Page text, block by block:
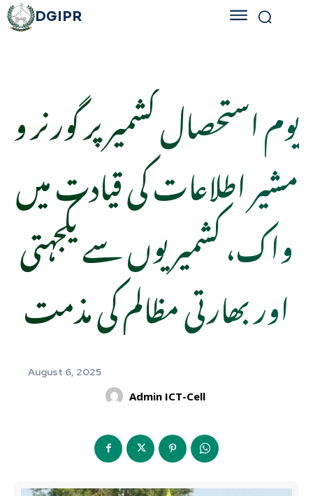
DGIPR
یوم استحصال کشمیر پر گورنر و
مشیر اطلاعات کی قیادت میں
واک، کشمیریوں سے یکجہتی
اور بھارتی مظالم کی مذمت
August 6, 2025
Admin ICT-Cell